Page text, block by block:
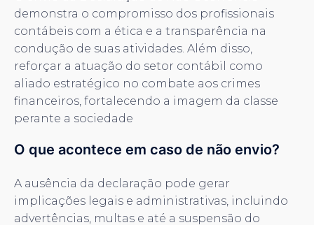
demonstra o compromisso dos profissionais
contábeis com a ética e a transparência na
condução de suas atividades. Além disso,
reforçar a atuação do setor contábil como
aliado estratégico no combate aos crimes
financeiros, fortalecendo a imagem da classe
perante a sociedade
O que acontece em caso de não envio?
A ausência da declaração pode gerar
implicações legais e administrativas, incluindo
advertências, multas e até a suspensão do